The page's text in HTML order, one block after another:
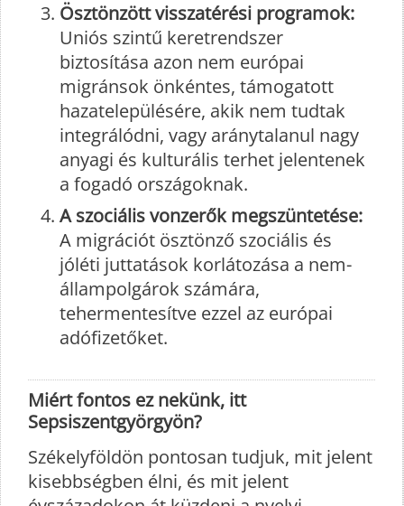
Ösztönzött visszatérési programok:
Uniós szintű keretrendszer
biztosítása azon nem európai
migránsok önkéntes, támogatott
hazatelepülésére, akik nem tudtak
integrálódni, vagy aránytalanul nagy
anyagi és kulturális terhet jelentenek
a fogadó országoknak.
A szociális vonzerők megszüntetése:
A migrációt ösztönző szociális és
jóléti juttatások korlátozása a nem-
állampolgárok számára,
tehermentesítve ezzel az európai
adófizetőket.
Miért fontos ez nekünk, itt
Sepsiszentgyörgyön?
Székelyföldön pontosan tudjuk, mit jelent
kisebbségben élni, és mit jelent